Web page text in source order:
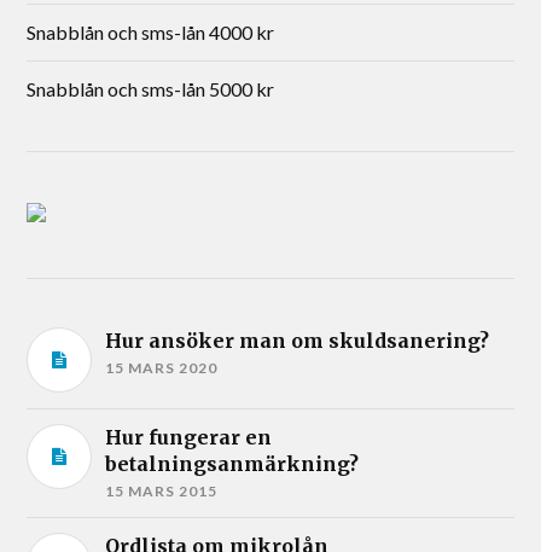
Snabblån och sms-lån 4000 kr
Snabblån och sms-lån 5000 kr
Hur ansöker man om skuldsanering?
15 MARS 2020
Hur fungerar en
betalningsanmärkning?
15 MARS 2015
Ordlista om mikrolån